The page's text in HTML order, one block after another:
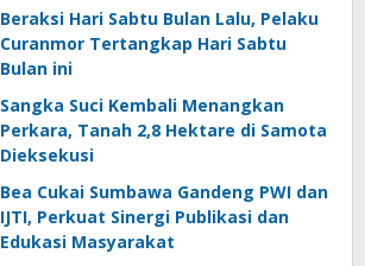
Beraksi Hari Sabtu Bulan Lalu, Pelaku
Curanmor Tertangkap Hari Sabtu
Bulan ini
Sangka Suci Kembali Menangkan
Perkara, Tanah 2,8 Hektare di Samota
Dieksekusi
Bea Cukai Sumbawa Gandeng PWI dan
IJTI, Perkuat Sinergi Publikasi dan
Edukasi Masyarakat